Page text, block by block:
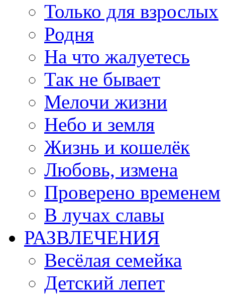
Только для взрослых
Родня
На что жалуетесь
Так не бывает
Мелочи жизни
Небо и земля
Жизнь и кошелёк
Любовь, измена
Проверено временем
В лучах славы
РАЗВЛЕЧЕНИЯ
Весёлая семейка
Детский лепет